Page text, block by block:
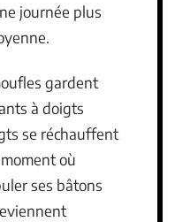
journée plus
gardent
à doigts
se réchauffent
où
ses bâtons